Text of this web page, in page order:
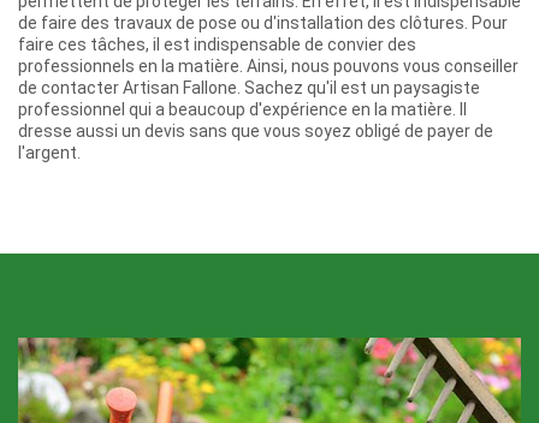
de faire des travaux de pose ou d'installation des clôtures. Pour
faire ces tâches, il est indispensable de convier des
professionnels en la matière. Ainsi, nous pouvons vous conseiller
de contacter Artisan Fallone. Sachez qu'il est un paysagiste
professionnel qui a beaucoup d'expérience en la matière. Il
dresse aussi un devis sans que vous soyez obligé de payer de
l'argent.